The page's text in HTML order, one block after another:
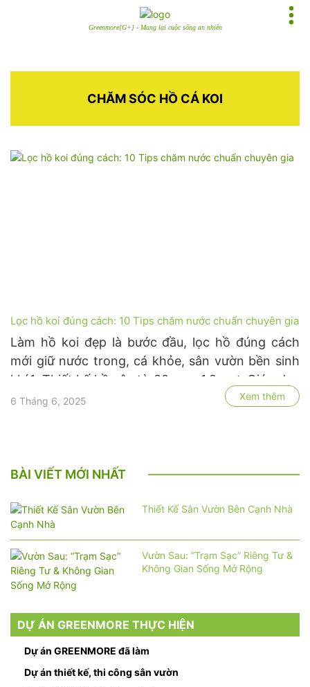
Greenmore[G+] - Mang lại cuộc sống an nhiên
CHĂM SÓC HỒ CÁ KOI
Lọc hồ koi đúng cách: 10 Tips chăm nước chuẩn chuyên gia
Làm hồ koi đẹp là bước đầu, lọc hồ đúng cách
mới giữ nước trong, cá khỏe, sân vườn bền sinh
khí.1. Thiết kế hồ sâu từ 80cm – 1,2m → Giúp duy
trì nhiệt độ ổn định, hạn chế rêu và sốc nhiệt cho
6 Tháng 6, 2025 Xem thêm
BÀI VIẾT MỚI NHẤT
Thiết Kế Sân Vườn Bên Cạnh Nhà
Vườn Sau: “Trạm Sạc” Riêng Tư &
Không Gian Sống Mở Rộng
DỰ ÁN GREENMORE THỰC HIỆN
Dự án GREENMORE đã làm
Dự án thiết kế, thi công sân vườn